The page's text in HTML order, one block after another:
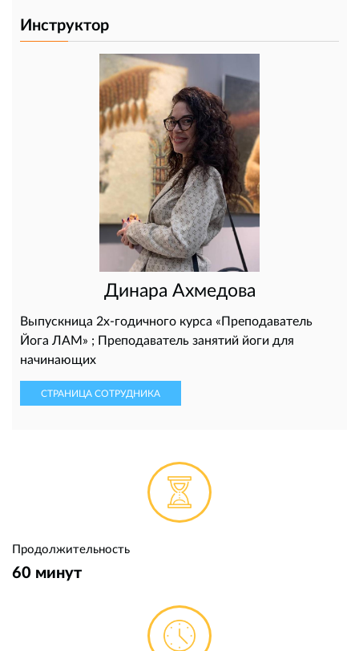
Инструктор
Динара Ахмедова
Выпускница 2х-годичного курса «Преподаватель
Йога ЛАМ» ; Преподаватель занятий йоги для
начинающих
СТРАНИЦА СОТРУДНИКА
Продолжительность
60 минут